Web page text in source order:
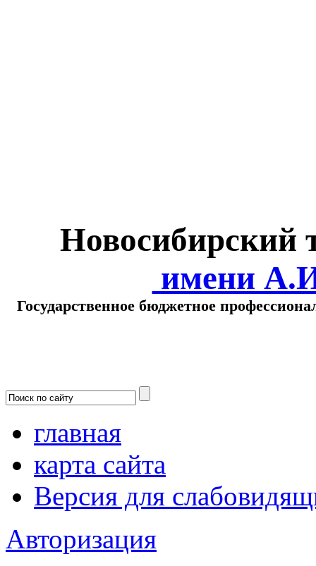
Новосибирский
имени
Государственное бюджетное
главная
карта сайта
Версия для
Авторизация